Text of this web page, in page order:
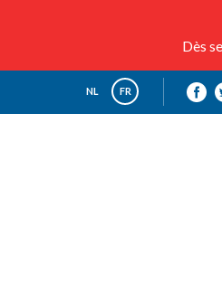
Dès
NL FR